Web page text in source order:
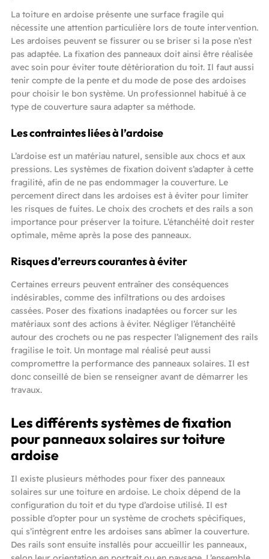
La toiture en ardoise présente une surface fragile qui
nécessite une attention particulière lors de toute intervention.
Les ardoises peuvent se fissurer ou se briser si la pose n’est
pas adaptée. La fixation des panneaux doit ainsi être réalisée
avec soin pour éviter toute détérioration du toit. Il faut aussi
tenir compte de la pente et du mode de pose des ardoises
pour choisir le bon système. Un professionnel habitué à ce
type de couverture saura adapter sa méthode.
Les contraintes liées à l’ardoise
L’ardoise est un matériau naturel, sensible aux chocs et aux
pressions. Les systèmes de fixation doivent s’adapter à cette
fragilité, afin de ne pas endommager la couverture. Le
percement direct dans les ardoises est à éviter pour limiter
les risques de fuites. Le choix des crochets et des rails a son
importance pour préserver la toiture. L’étanchéité doit rester
optimale, même après la pose des panneaux.
Risques d’erreurs courantes à éviter
Certaines erreurs peuvent entraîner des conséquences
indésirables, comme des infiltrations ou des ardoises
cassées. Poser des fixations inadaptées ou forcer sur les
matériaux sont des actions à éviter. Négliger l’étanchéité
autour des crochets ou ne pas respecter l’alignement des rails
fragilise le toit. Un montage mal réalisé peut aussi
compromettre la performance des panneaux solaires. Il est
donc conseillé de bien se renseigner avant de démarrer les
travaux.
Les différents systèmes de fixation
pour panneaux solaires sur toiture
ardoise
Il existe plusieurs méthodes pour fixer des panneaux
solaires sur une toiture en ardoise. Le choix dépend de la
configuration du toit et du type d’ardoise utilisé. Il est
possible d’opter pour un système de crochets spécifiques,
qui s’intègrent entre les ardoises sans abîmer la couverture.
Des rails sont ensuite installés pour accueillir les panneaux,